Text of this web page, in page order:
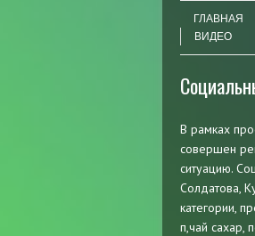
МенюГЛАВНАЯ
ВИДЕО
В рамках
совершен
ситуацию.
Солдатова,
категории,
п,чай сахар,